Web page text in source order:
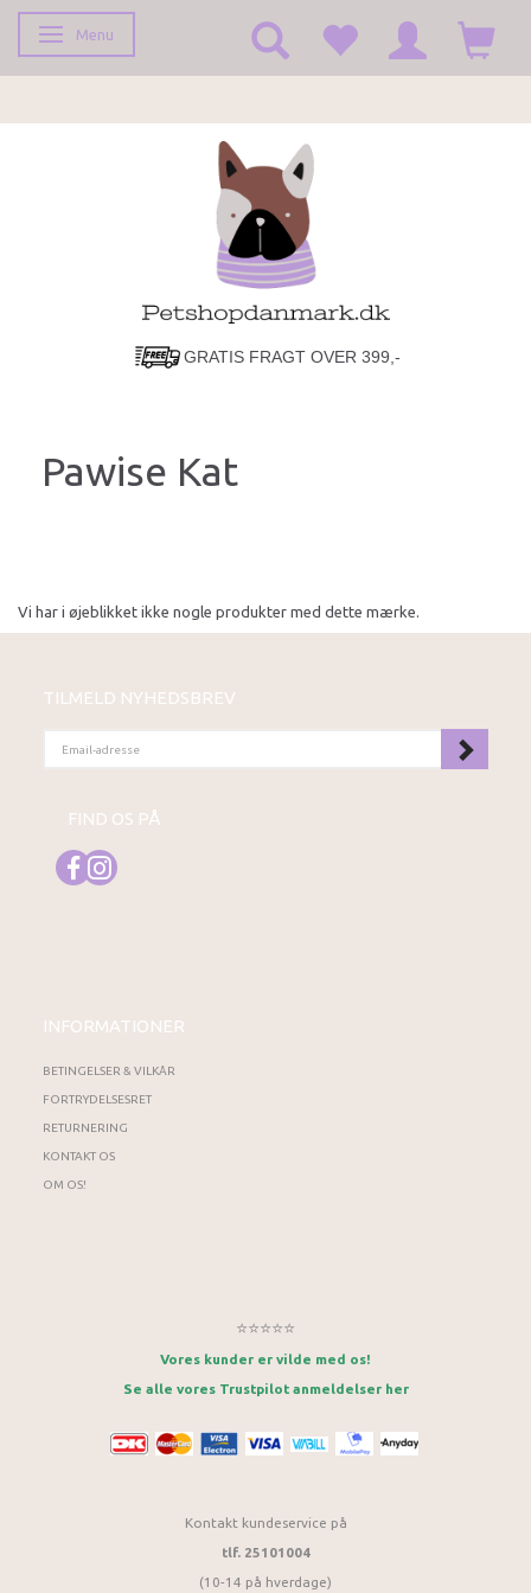
Skifte navigation
Menu
GRATIS FRAGT OVER 399,-
LYN HURTIG LEVERING!
Pawise Kat
Vi har i øjeblikket ikke nogle produkter med dette mærke.
TILMELD NYHEDSBREV
ADRESSE
FIND OS PÅ
INFORMATIONER
BETINGELSER & VILKÅR
FORTRYDELSESRET
RETURNERING
KONTAKT OS
OM OS!
⭐⭐⭐⭐⭐
Vores kunder er vilde med os!
Se alle vores Trustpilot anmeldelser her
Kontakt kundeservice på
tlf. 25101004
(10-14 på hverdage)